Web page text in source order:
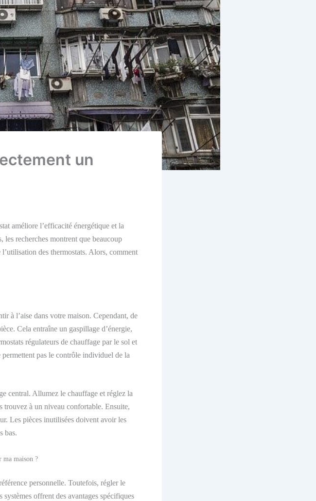
un
améliore l’efficacité énergétique et la
les recherches montrent que beaucoup
des thermostats. Alors, comment
à l’aise dans votre maison. Cependant, de
. Cela entraîne un gaspillage d’énergie,
régulateurs de chauffage par le sol et
permettent pas le contrôle individuel de la
central. Allumez le chauffage et réglez la
trouvez à un niveau confortable. Ensuite,
Les pièces inutilisées doivent avoir les
bas.
ma maison ?
personnelle. Toutefois, régler le
systèmes offrent des avantages spécifiques